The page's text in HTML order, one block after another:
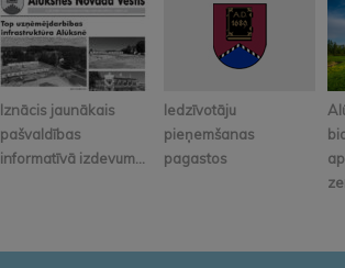
Iznācis jaunākais
pašvaldības
informatīvā izdevum...
Iedzīvotāju
pieņemšanas
pagastos